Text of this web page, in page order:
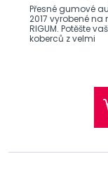
Přesné gumové
2017 vyrobené
RIGUM. Potěšte
koberců z velmi